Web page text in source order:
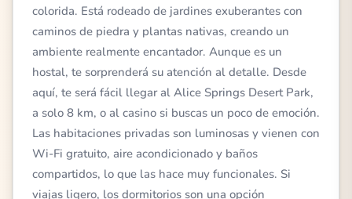
colorida. Está rodeado de jardines exuberantes con
caminos de piedra y plantas nativas, creando un
ambiente realmente encantador. Aunque es un
hostal, te sorprenderá su atención al detalle. Desde
aquí, te será fácil llegar al Alice Springs Desert Park,
a solo 8 km, o al casino si buscas un poco de emoción.
Las habitaciones privadas son luminosas y vienen con
Wi-Fi gratuito, aire acondicionado y baños
compartidos, lo que las hace muy funcionales. Si
viajas ligero, los dormitorios son una opción